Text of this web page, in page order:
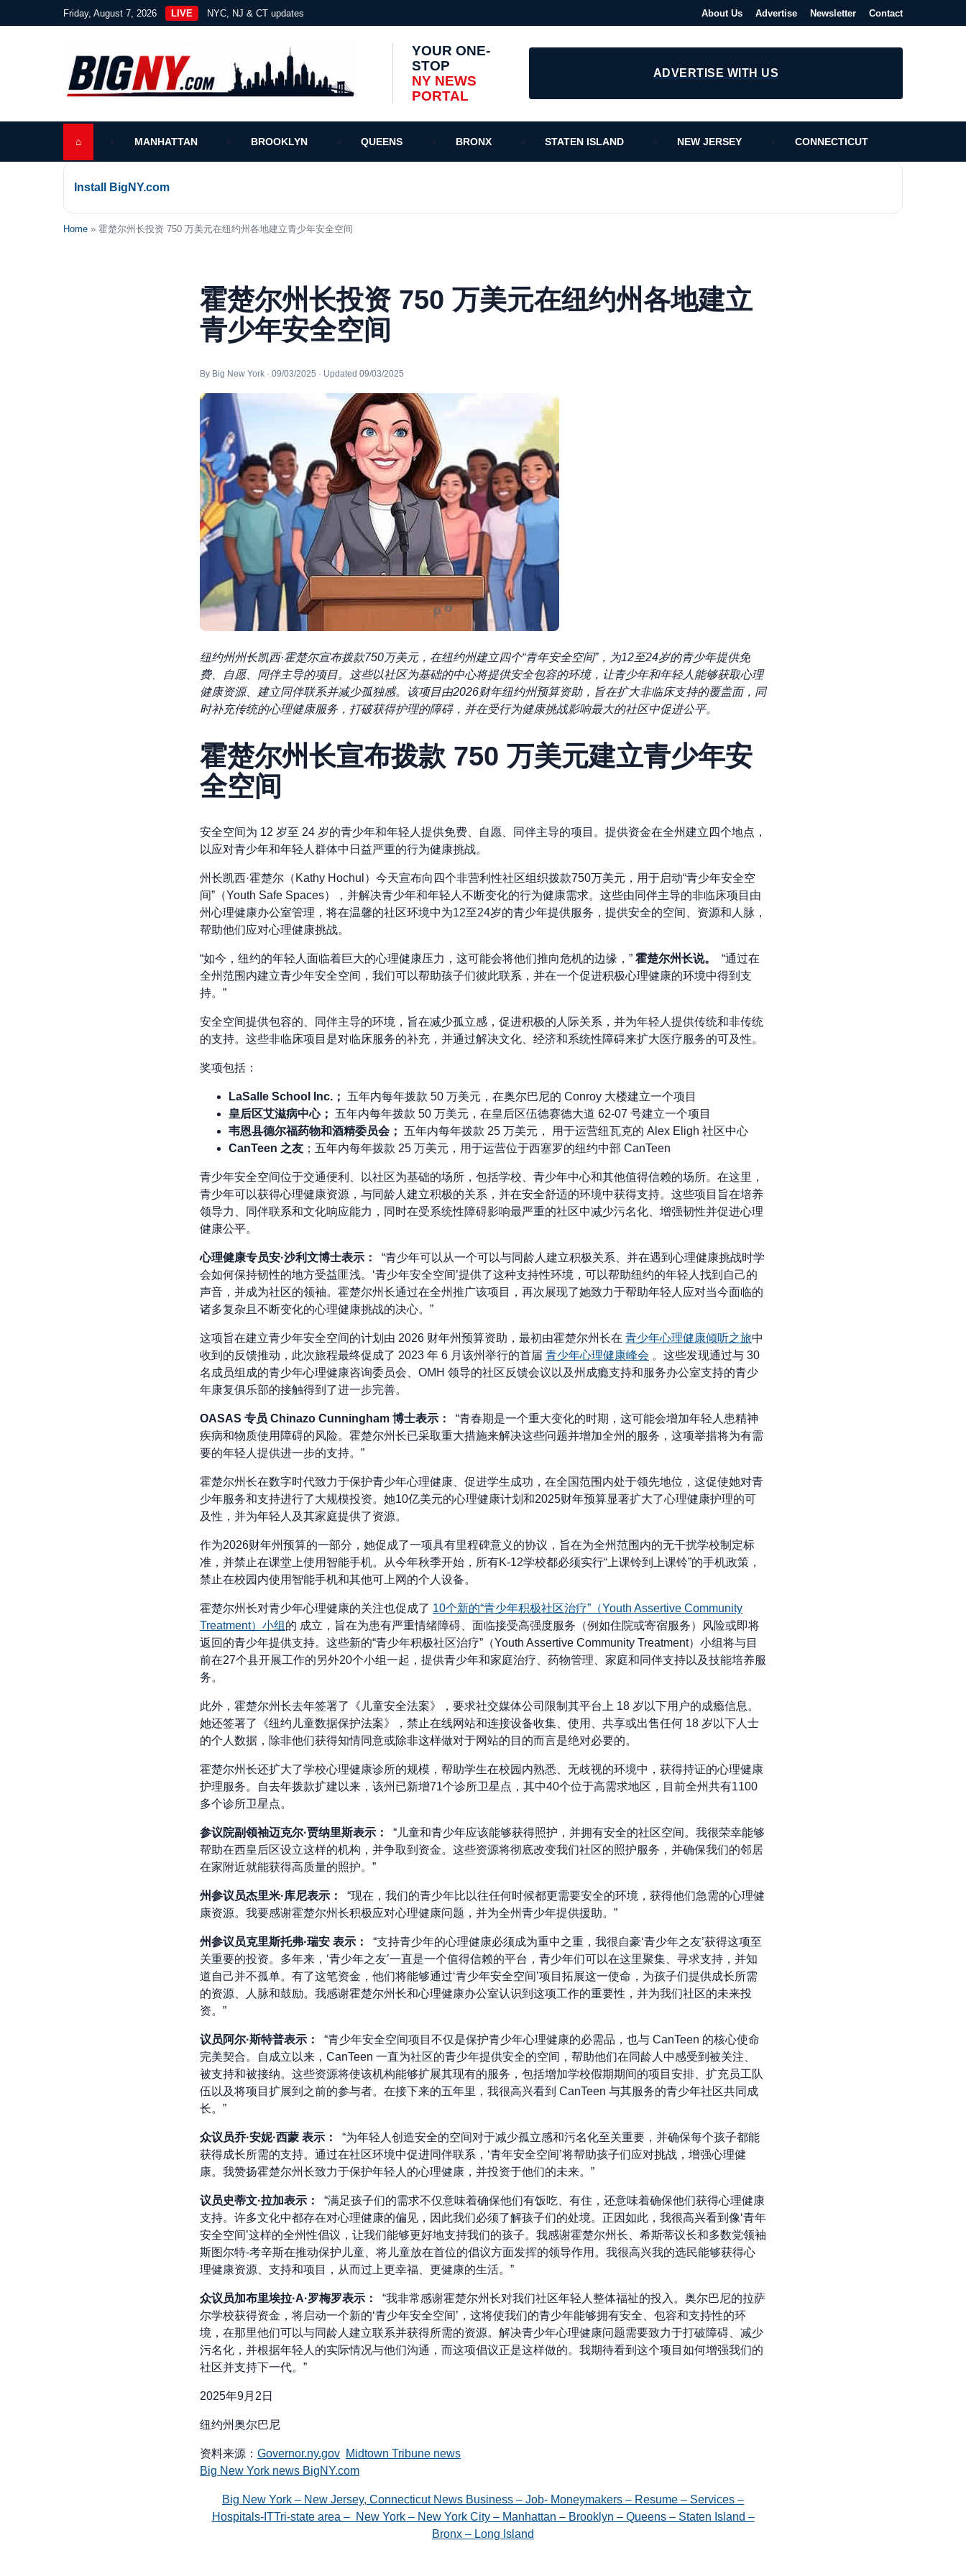
Friday, August 7, 2026 LIVE NYC, NJ & CT updates About Us Advertise Newsletter Contact
YOUR ONE-
STOP
NY NEWS
PORTAL
ADVERTISE WITH US
⌂ MANHATTAN BROOKLYN QUEENS BRONX STATEN ISLAND NEW JERSEY CONNECTICUT
Install BigNY.com
Home » 霍楚尔州长投资 750 万美元在纽约州各地建立青少年安全空间
霍楚尔州长投资 750 万美元在纽约州各地建立
青少年安全空间
By Big New York · 09/03/2025 · Updated 09/03/2025
纽约州州长凯西·霍楚尔宣布拨款750万美元，在纽约州建立四个“青年安全空间”，为12至24岁的青少年提供免
费、自愿、同伴主导的项目。这些以社区为基础的中心将提供安全包容的环境，让青少年和年轻人能够获取心理
健康资源、建立同伴联系并减少孤独感。该项目由2026财年纽约州预算资助，旨在扩大非临床支持的覆盖面，同
时补充传统的心理健康服务，打破获得护理的障碍，并在受行为健康挑战影响最大的社区中促进公平。
霍楚尔州长宣布拨款 750 万美元建立青少年安
全空间
安全空间为 12 岁至 24 岁的青少年和年轻人提供免费、自愿、同伴主导的项目。提供资金在全州建立四个地点，
以应对青少年和年轻人群体中日益严重的行为健康挑战。
州长凯西·霍楚尔（Kathy Hochul）今天宣布向四个非营利性社区组织拨款750万美元，用于启动“青少年安全空
间”（Youth Safe Spaces），并解决青少年和年轻人不断变化的行为健康需求。这些由同伴主导的非临床项目由
州心理健康办公室管理，将在温馨的社区环境中为12至24岁的青少年提供服务，提供安全的空间、资源和人脉，
帮助他们应对心理健康挑战。
“如今，纽约的年轻人面临着巨大的心理健康压力，这可能会将他们推向危机的边缘，” 霍楚尔州长说。
“通过在
全州范围内建立青少年安全空间，我们可以帮助孩子们彼此联系，并在一个促进积极心理健康的环境中得到支
持。”
安全空间提供包容的、同伴主导的环境，旨在减少孤立感，促进积极的人际关系，并为年轻人提供传统和非传统
的支持。这些非临床项目是对临床服务的补充，并通过解决文化、经济和系统性障碍来扩大医疗服务的可及性。
奖项包括：
LaSalle School Inc.； 五年内每年拨款 50 万美元，在奥尔巴尼的 Conroy 大楼建立一个项目
皇后区艾滋病中心； 五年内每年拨款 50 万美元，在皇后区伍德赛德大道 62-07 号建立一个项目
韦恩县德尔福药物和酒精委员会； 五年内每年拨款 25 万美元，
用于运营纽瓦克的 Alex Eligh 社区中心
CanTeen 之友 ；五年内每年拨款 25 万美元，用于运营位于西塞罗的纽约中部 CanTeen
青少年安全空间位于交通便利、以社区为基础的场所，包括学校、青少年中心和其他值得信赖的场所。在这里，
青少年可以获得心理健康资源，与同龄人建立积极的关系，并在安全舒适的环境中获得支持。这些项目旨在培养
领导力、同伴联系和文化响应能力，同时在受系统性障碍影响最严重的社区中减少污名化、增强韧性并促进心理
健康公平。
心理健康专员安·沙利文博士表示：
“青少年可以从一个可以与同龄人建立积极关系、并在遇到心理健康挑战时学
会如何保持韧性的地方受益匪浅。‘青少年安全空间’提供了这种支持性环境，可以帮助纽约的年轻人找到自己的
声音，并成为社区的领袖。霍楚尔州长通过在全州推广该项目，再次展现了她致力于帮助年轻人应对当今面临的
诸多复杂且不断变化的心理健康挑战的决心。”
这项旨在建立青少年安全空间的计划由 2026 财年州预算资助，最初由霍楚尔州长在 青少年心理健康倾听之旅中
收到的反馈推动，此次旅程最终促成了 2023 年 6 月该州举行的首届 青少年心理健康峰会 。这些发现通过与 30
名成员组成的青少年心理健康咨询委员会、OMH 领导的社区反馈会议以及州成瘾支持和服务办公室支持的青少
年康复俱乐部的接触得到了进一步完善。
OASAS 专员 Chinazo Cunningham 博士表示：
“青春期是一个重大变化的时期，这可能会增加年轻人患精神
疾病和物质使用障碍的风险。霍楚尔州长已采取重大措施来解决这些问题并增加全州的服务，这项举措将为有需
要的年轻人提供进一步的支持。”
霍楚尔州长在数字时代致力于保护青少年心理健康、促进学生成功，在全国范围内处于领先地位，这促使她对青
少年服务和支持进行了大规模投资。她10亿美元的心理健康计划和2025财年预算显著扩大了心理健康护理的可
及性，并为年轻人及其家庭提供了资源。
作为2026财年州预算的一部分，她促成了一项具有里程碑意义的协议，旨在为全州范围内的无干扰学校制定标
准，并禁止在课堂上使用智能手机。从今年秋季开始，所有K-12学校都必须实行“上课铃到上课铃”的手机政策，
禁止在校园内使用智能手机和其他可上网的个人设备。
霍楚尔州长对青少年心理健康的关注也促成了 10个新的“青少年积极社区治疗”（Youth Assertive Community
Treatment）小组 的 成立，旨在为患有严重情绪障碍、面临接受高强度服务（例如住院或寄宿服务）风险或即将
返回的青少年提供支持。这些新的“青少年积极社区治疗”（Youth Assertive Community Treatment）小组将与目
前在27个县开展工作的另外20个小组一起，提供青少年和家庭治疗、药物管理、家庭和同伴支持以及技能培养服
务。
此外，霍楚尔州长去年签署了《儿童安全法案》，要求社交媒体公司限制其平台上 18 岁以下用户的成瘾信息。
她还签署了《纽约儿童数据保护法案》，禁止在线网站和连接设备收集、使用、共享或出售任何 18 岁以下人士
的个人数据，除非他们获得知情同意或除非这样做对于网站的目的而言是绝对必要的。
霍楚尔州长还扩大了学校心理健康诊所的规模，帮助学生在校园内熟悉、无歧视的环境中，获得持证的心理健康
护理服务。自去年拨款扩建以来，该州已新增71个诊所卫星点，其中40个位于高需求地区，目前全州共有1100
多个诊所卫星点。
参议院副领袖迈克尔·贾纳里斯表示：
“儿童和青少年应该能够获得照护，并拥有安全的社区空间。我很荣幸能够
帮助在西皇后区设立这样的机构，并争取到资金。这些资源将彻底改变我们社区的照护服务，并确保我们的邻居
在家附近就能获得高质量的照护。”
州参议员杰里米·库尼表示：
“现在，我们的青少年比以往任何时候都更需要安全的环境，获得他们急需的心理健
康资源。我要感谢霍楚尔州长积极应对心理健康问题，并为全州青少年提供援助。”
州参议员克里斯托弗·瑞安 表示：
“支持青少年的心理健康必须成为重中之重，我很自豪‘青少年之友’获得这项至
关重要的投资。多年来，‘青少年之友’一直是一个值得信赖的平台，青少年们可以在这里聚集、寻求支持，并知
道自己并不孤单。有了这笔资金，他们将能够通过‘青少年安全空间’项目拓展这一使命，为孩子们提供成长所需
的资源、人脉和鼓励。我感谢霍楚尔州长和心理健康办公室认识到这项工作的重要性，并为我们社区的未来投
资。”
议员阿尔·斯特普表示：
“青少年安全空间项目不仅是保护青少年心理健康的必需品，也与 CanTeen 的核心使命
完美契合。自成立以来，CanTeen 一直为社区的青少年提供安全的空间，帮助他们在同龄人中感受到被关注、
被支持和被接纳。这些资源将使该机构能够扩展其现有的服务，包括增加学校假期期间的项目安排、扩充员工队
伍以及将项目扩展到之前的参与者。在接下来的五年里，我很高兴看到 CanTeen 与其服务的青少年社区共同成
长。”
众议员乔·安妮·西蒙 表示：
“为年轻人创造安全的空间对于减少孤立感和污名化至关重要，并确保每个孩子都能
获得成长所需的支持。通过在社区环境中促进同伴联系，‘青年安全空间’将帮助孩子们应对挑战，增强心理健
康。我赞扬霍楚尔州长致力于保护年轻人的心理健康，并投资于他们的未来。”
议员史蒂文·拉加表示：
“满足孩子们的需求不仅意味着确保他们有饭吃、有住，还意味着确保他们获得心理健康
支持。许多文化中都存在对心理健康的偏见，因此我们必须了解孩子们的处境。正因如此，我很高兴看到像‘青年
安全空间’这样的全州性倡议，让我们能够更好地支持我们的孩子。我感谢霍楚尔州长、希斯蒂议长和多数党领袖
斯图尔特-考辛斯在推动保护儿童、将儿童放在首位的倡议方面发挥的领导作用。我很高兴我的选民能够获得心
理健康资源、支持和项目，从而过上更幸福、更健康的生活。”
众议员加布里埃拉·A·罗梅罗表示：
“我非常感谢霍楚尔州长对我们社区年轻人整体福祉的投入。奥尔巴尼的拉萨
尔学校获得资金，将启动一个新的‘青少年安全空间’，这将使我们的青少年能够拥有安全、包容和支持性的环
境，在那里他们可以与同龄人建立联系并获得所需的资源。解决青少年心理健康问题需要致力于打破障碍、减少
污名化，并根据年轻人的实际情况与他们沟通，而这项倡议正是这样做的。我期待看到这个项目如何增强我们的
社区并支持下一代。”
2025年9月2日
纽约州奥尔巴尼
资料来源： Governor.ny.gov Midtown Tribune news
Big New York news BigNY.com
Big New York – New Jersey, Connecticut News Business – Job- Moneymakers – Resume – Services –
Hospitals-ITTri-state area – New York – New York City – Manhattan – Brooklyn – Queens – Staten Island –
Bronx – Long Island